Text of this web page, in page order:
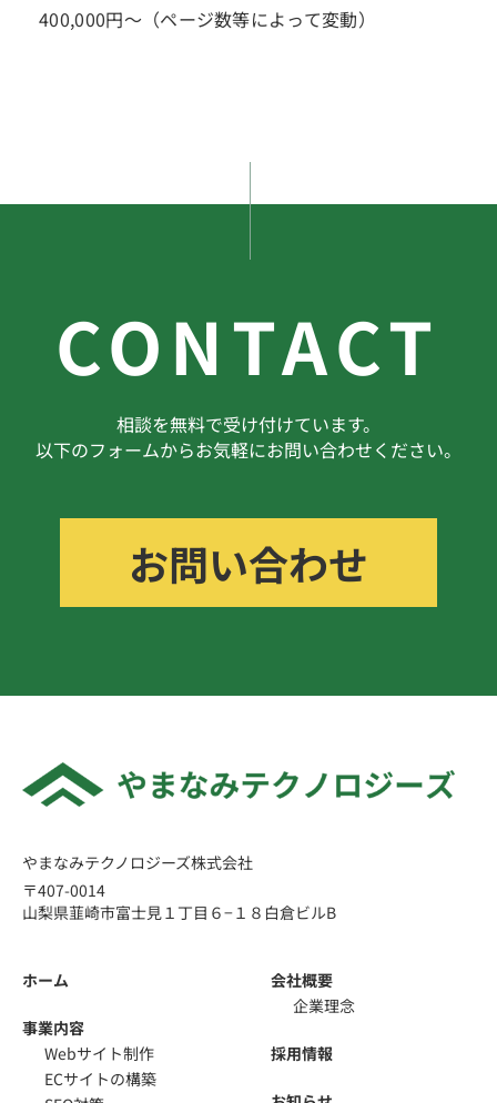
成させていただきます。
おこさせていただきます。
かっこいい雰囲気なのか、親しみ
やすいかわいい雰囲気なのかな
ど、少しずつニュアンスを揃えさ
せていただきながら全ページにデ
ザインをあてていきます。
06 コーディング
ご満足いただけたデザイン通りに
STEP
07 テスト環境で確認
いただいております。
きないサイトになりますので、他
者が閲覧することも、Google検
でご安心ください。
400,000円〜（ページ数等によって変動）
CONTACT
相談を無料で受け付けています。
以下のフォームからお気軽にお問い合わせください。
お問い合わせ
やまなみテクノロジーズ株式会社
〒407-0014
山梨県韮崎市富士見１丁目６−１８白倉ビルB
会社概要
企業理念
採用情報
ホーム
事業内容
Webサイト制作
ECサイトの構築